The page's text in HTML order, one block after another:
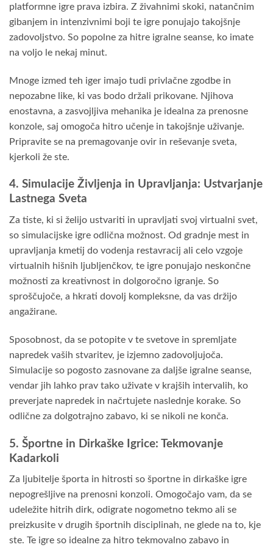
platformne igre prava izbira. Z živahnimi skoki, natančnim
gibanjem in intenzivnimi boji te igre ponujajo takojšnje
zadovoljstvo. So popolne za hitre igralne seanse, ko imate
na voljo le nekaj minut.
Mnoge izmed teh iger imajo tudi privlačne zgodbe in
nepozabne like, ki vas bodo držali prikovane. Njihova
enostavna, a zasvojljiva mehanika je idealna za prenosne
konzole, saj omogoča hitro učenje in takojšnje uživanje.
Pripravite se na premagovanje ovir in reševanje sveta,
kjerkoli že ste.
4. Simulacije Življenja in Upravljanja: Ustvarjanje
Lastnega Sveta
Za tiste, ki si želijo ustvariti in upravljati svoj virtualni svet,
so simulacijske igre odlična možnost. Od gradnje mest in
upravljanja kmetij do vodenja restavracij ali celo vzgoje
virtualnih hišnih ljubljenčkov, te igre ponujajo neskončne
možnosti za kreativnost in dolgoročno igranje. So
sproščujoče, a hkrati dovolj kompleksne, da vas držijo
angažirane.
Sposobnost, da se potopite v te svetove in spremljate
napredek vaših stvaritev, je izjemno zadovoljujoča.
Simulacije so pogosto zasnovane za daljše igralne seanse,
vendar jih lahko prav tako uživate v krajših intervalih, ko
preverjate napredek in načrtujete naslednje korake. So
odlične za dolgotrajno zabavo, ki se nikoli ne konča.
5. Športne in Dirkaške Igrice: Tekmovanje
Kadarkoli
Za ljubitelje športa in hitrosti so športne in dirkaške igre
nepogrešljive na prenosni konzoli. Omogočajo vam, da se
udeležite hitrih dirk, odigrate nogometno tekmo ali se
preizkusite v drugih športnih disciplinah, ne glede na to, kje
ste. Te igre so idealne za hitro tekmovalno zabavo in